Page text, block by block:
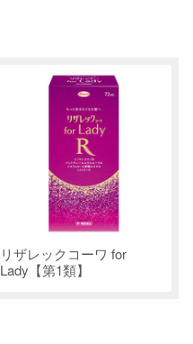
リザレックコーワ for
Lady【第1類】